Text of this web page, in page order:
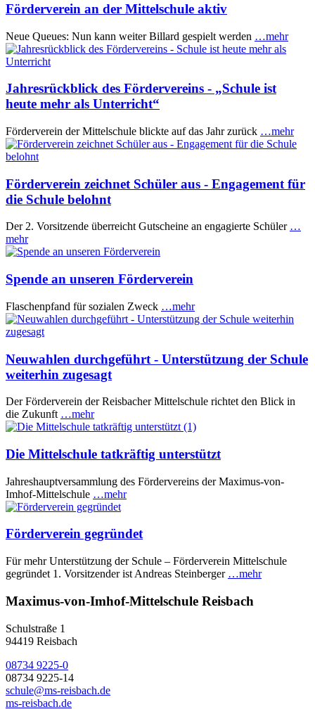
Förderverein an der Mittelschule aktiv
Neue Queues: Nun kann weiter Billard gespielt werden …mehr
Jahresrückblick des Fördervereins - „Schule ist
heute mehr als Unterricht“
Förderverein der Mittelschule blickte auf das Jahr zurück …mehr
Förderverein zeichnet Schüler aus - Engagement für
die Schule belohnt
Der 2. Vorsitzende überreicht Gutscheine an engagierte Schüler …
mehr
Spende an unseren Förderverein
Flaschenpfand für sozialen Zweck …mehr
Neuwahlen durchgeführt - Unterstützung der Schule
weiterhin zugesagt
Der Förderverein der Reisbacher Mittelschule richtet den Blick in
die Zukunft …mehr
Die Mittelschule tatkräftig unterstützt
Jahreshauptversammlung des Fördervereins der Maximus-von-
Imhof-Mittelschule …mehr
Förderverein gegründet
Für mehr Unterstützung der Schule – Förderverein Mittelschule
gegründet 1. Vorsitzender ist Andreas Steinberger …mehr
Maximus-von-Imhof-Mittelschule Reisbach
Schulstraße 1
94419 Reisbach
08734 9225-0
08734 9225-14
schule@ms-reisbach.de
ms-reisbach.de